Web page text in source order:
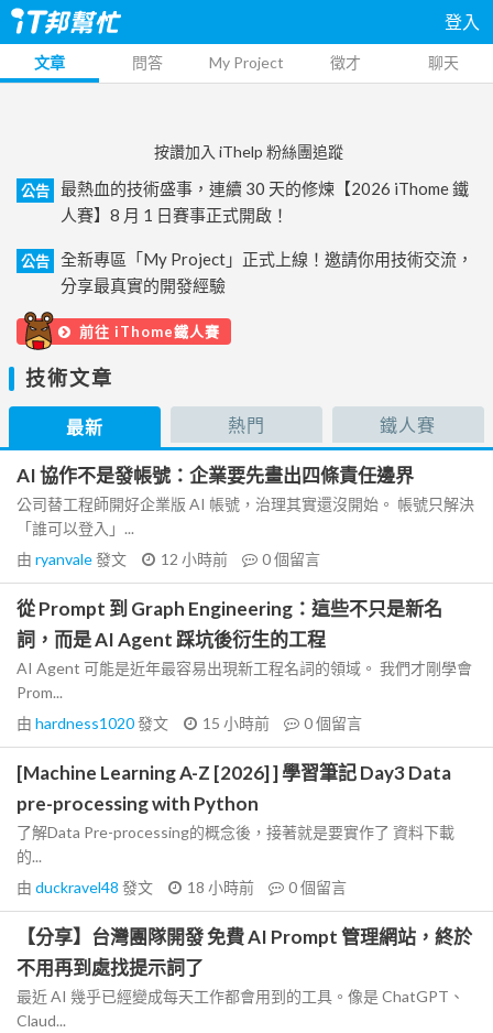
登入
文章 問答 My Project 徵才 聊天
按讚加入 iThelp 粉絲團追蹤
公告
最熱血的技術盛事，連續 30 天的修煉【2026 iThome 鐵
人賽】8 月 1 日賽事正式開啟！
公告
全新專區「My Project」正式上線！邀請你用技術交流，
分享最真實的開發經驗
前往 iThome鐵人賽
技術文章
最新 熱門 鐵人賽
AI 協作不是發帳號：企業要先畫出四條責任邊界
公司替工程師開好企業版 AI 帳號，治理其實還沒開始。 帳號只解決
「誰可以登入」...
由 ryanvale發文 12 小時前 0個留言
從 Prompt 到 Graph Engineering：這些不只是新名
詞，而是 AI Agent 踩坑後衍生的工程
AI Agent 可能是近年最容易出現新工程名詞的領域。 我們才剛學會
Prom...
由 hardness1020發文 15 小時前 0個留言
[Machine Learning A-Z [2026] ] 學習筆記 Day3 Data
pre-processing with Python
了解Data Pre-processing的概念後，接著就是要實作了 資料下載
的...
由 duckravel48 發文 18 小時前 0個留言
【分享】台灣團隊開發 免費 AI Prompt 管理網站，終於
不用再到處找提示詞了
最近 AI 幾乎已經變成每天工作都會用到的工具。像是 ChatGPT、
Claud...